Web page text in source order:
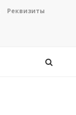
Реквизиты